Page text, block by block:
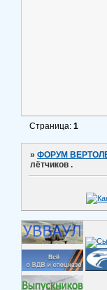
Страница:1
»ФОРУМ
лётчиков .